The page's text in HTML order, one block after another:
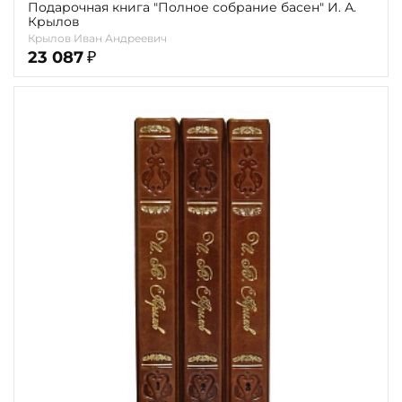
Подарочная книга "Полное собрание басен" И. А.
Крылов
Крылов Иван Андреевич
23 087 ₽